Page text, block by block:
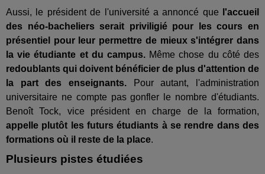
Aussi, le président de l'université a annoncé que l'accueil
des néo-bacheliers serait priviligié pour les cours en
présentiel pour leur permettre de mieux s'intégrer dans
la vie étudiante et du campus. Même chose du côté des
redoublants qui doivent bénéficier de plus d'attention de
la part des enseignants. Pour autant, l'administration
universitaire ne compte pas gonfler le nombre d'étudiants.
Benoît Tock, vice président en charge de la formation,
appelle plutôt les futurs étudiants à se rendre dans des
formations où il reste de la place.
Plusieurs pistes étudiées